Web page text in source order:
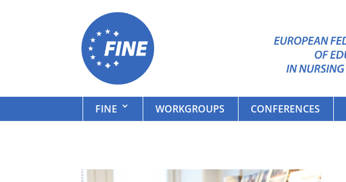
FINE WORKGROUPS CONFERENCES